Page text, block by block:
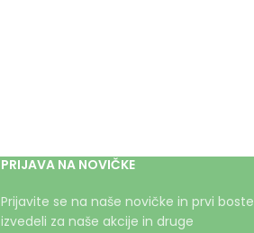
PRIJAVA NA NOVIČKE
Prijavite se na naše novičke in prvi boste
izvedeli za naše akcije in druge